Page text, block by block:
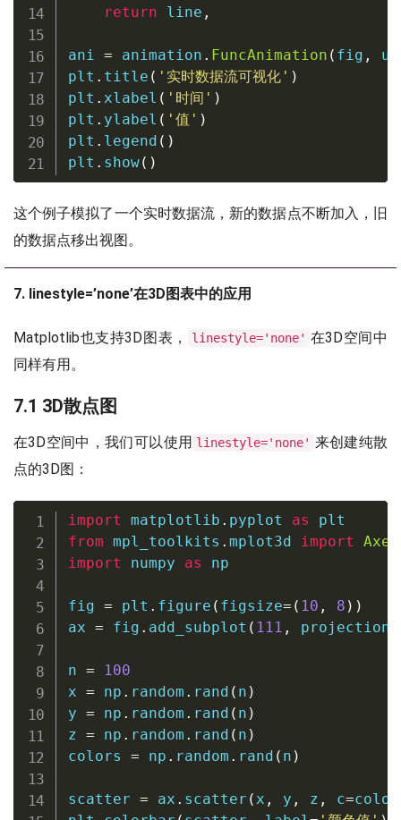
return line ,
ani = animation . FuncAnimation ( fig ,
plt . title ( '实时数据流可视化' )
plt . xlabel ( '时间' )
plt . ylabel ( '值' )
plt . legend ( )
plt . show( )
这个例子模拟了一个实时数据流，新的数据点不断加入，旧
的数据点移出视图。
7. linestyle=’none’在3D图表中的应用
Matplotlib也支持3D图表， linestyle='none' 在3D空间中
同样有用。
7.1 3D散点图
在3D空间中，我们可以使用 linestyle='none' 来创建纯散
点的3D图：
import matplotlib . pyplot as
from mpl_toolkits . mplot3d import
import numpy as np
fig = plt . figure ( figsize= ( 10 , 8 ) )
ax = fig . add_subplot ( 111 , projection
n =
100
x = np . random . rand ( n )
y = np . random . rand ( n )
z = np . random . rand ( n )
colors = np . random . rand ( n )
scatter = ax . scatter ( x , y , z , c=